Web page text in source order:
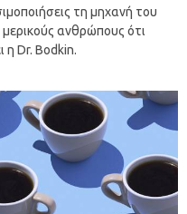
τη μηχανή του
μερικούς ανθρώπους ότι
η Dr. Bodkin.